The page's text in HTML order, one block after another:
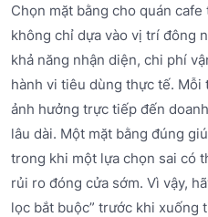
Chọn mặt bằng cho quán
không chỉ dựa vào vị trí đông
khả năng nhận diện, chi phí
hành vi tiêu dùng thực tế.
ảnh hưởng trực tiếp đến
lâu dài. Một mặt bằng đúng
trong khi một lựa chọn sai có
rủi ro đóng cửa sớm. Vì vậy,
lọc bắt buộc” trước khi xuống